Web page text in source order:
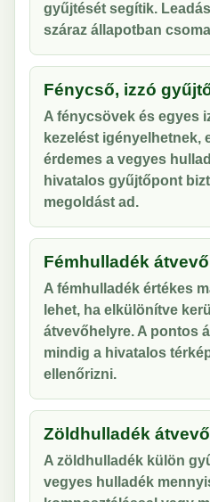
gyűjtését segítik.
száraz állapotban
Fénycső, izzó
A fénycsövek és egyes
kezelést igényelhetnek,
érdemes a vegyes
hivatalos gyűjtőpont
megoldást ad.
Fémhulladék
A fémhulladék értékes
lehet, ha elkülönítve
átvevőhelyre. A pontos
mindig a hivatalos
ellenőrizni.
Zöldhulladék
A zöldhulladék külön
vegyes hulladék